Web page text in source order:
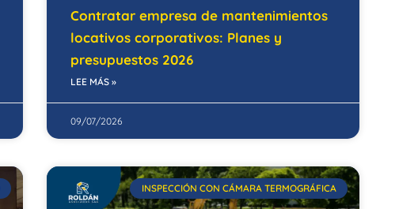
Contratar empresa de mantenimientos
locativos corporativos: Planes y
presupuestos 2026
LEE MÁS »
09/07/2026
INSPECCIÓN CON CÁMARA TERMOGRÁFICA